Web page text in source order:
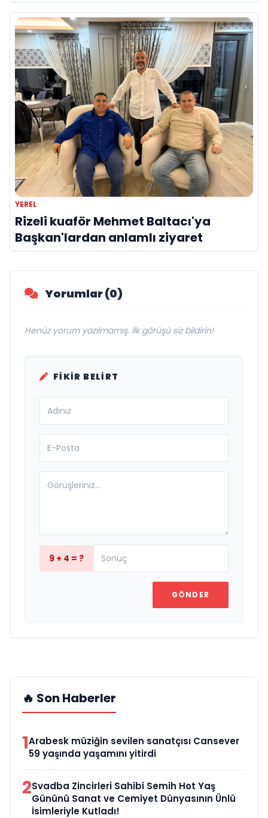
YEREL
Rizeli kuaför Mehmet Baltacı'ya
Başkan'lardan anlamlı ziyaret
Yorumlar (0)
Henüz yorum yazılmamış. İlk görüşü siz bildirin!
FIKIR BELIRT
9 + 4 = ?
GÖNDER
🔥 Son Haberler
1Arabesk müziğin sevilen sanatçısı Cansever
59 yaşında yaşamını yitirdi
2Svadba Zincirleri Sahibi Semih Hot Yaş
Gününü Sanat ve Cemiyet Dünyasının Ünlü
İsimleriyle Kutladı!